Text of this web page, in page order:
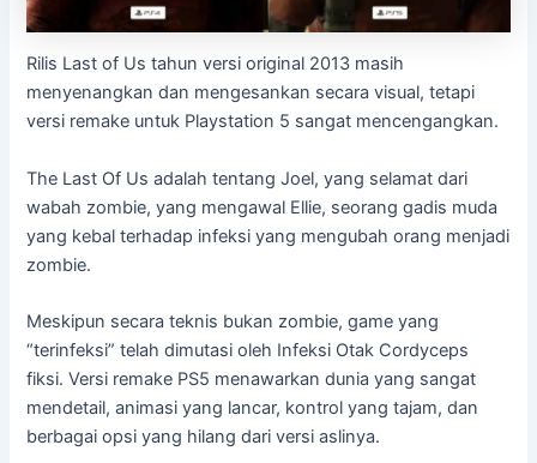
Rilis Last of Us tahun versi original 2013 masih
menyenangkan dan mengesankan secara visual, tetapi
versi remake untuk Playstation 5 sangat mencengangkan.
The Last Of Us adalah tentang Joel, yang selamat dari
wabah zombie, yang mengawal Ellie, seorang gadis muda
yang kebal terhadap infeksi yang mengubah orang menjadi
zombie.
Meskipun secara teknis bukan zombie, game yang
“terinfeksi” telah dimutasi oleh Infeksi Otak Cordyceps
fiksi. Versi remake PS5 menawarkan dunia yang sangat
mendetail, animasi yang lancar, kontrol yang tajam, dan
berbagai opsi yang hilang dari versi aslinya.